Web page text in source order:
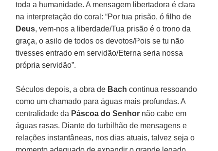
toda a humanidade. A mensagem libertadora é clara
na interpretação do coral: “Por tua prisão, ó filho de
Deus, vem-nos a liberdade/Tua prisão é o trono da
graça, o asilo de todos os devotos/Pois se tu não
tivesses entrado em servidão/Eterna seria nossa
própria servidão”.
Séculos depois, a obra de Bach continua ressoando
como um chamado para águas mais profundas. A
centralidade da Páscoa do Senhor não cabe em
águas rasas. Diante do turbilhão de mensagens e
relações instantâneas, nos dias atuais, talvez seja o